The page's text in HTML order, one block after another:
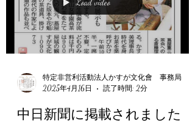
んか」 との相談をうけました...